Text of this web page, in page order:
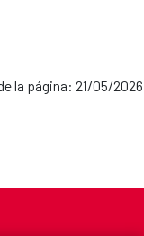
la página: 21/05/2026